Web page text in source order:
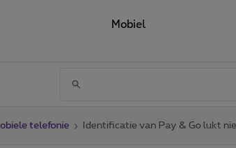
Mobiel
telefonie Identificatie van Pay & Go lukt